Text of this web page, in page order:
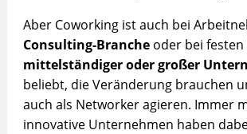
Aber Coworking ist auch bei
Consulting-Brancheoder bei festen
mittelständiger oder großer
beliebt, die Veränderung brauchen
auch als Networker agieren. Immer
innovative Unternehmen haben